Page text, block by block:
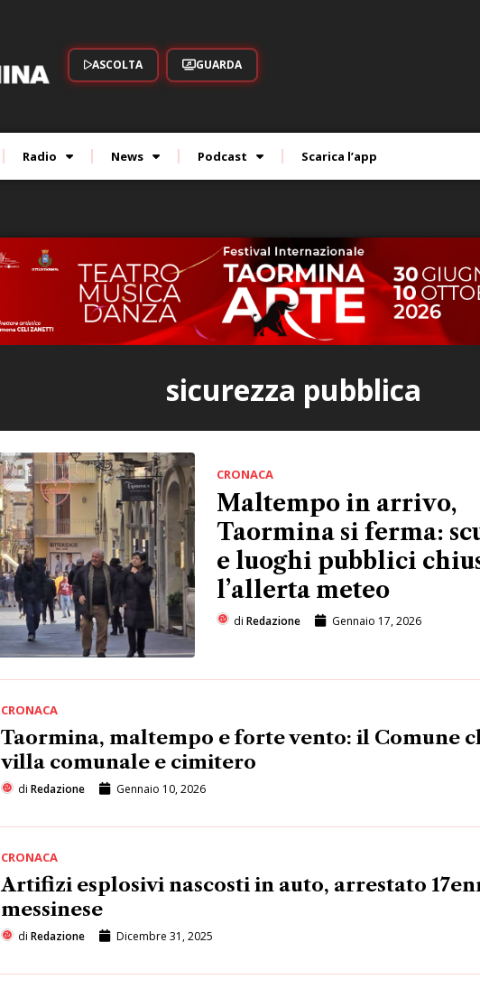
ASCOLTA GUARDA
Radio News Podcast Scarica l’app
sicurezza pubblica
CRONACA
Maltempo in arrivo,
Taormina si ferma:
e luoghi pubblici
l’allerta meteo
di Redazione Gennaio 17, 2026
CRONACA
Taormina, maltempo e forte vento: il Comune
villa comunale e cimitero
di Redazione Gennaio 10, 2026
CRONACA
Artifizi esplosivi nascosti in auto, arrestato
messinese
di Redazione Dicembre 31, 2025